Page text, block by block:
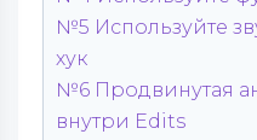
№5 Используйте
хук
№6 Продвинутая
внутри Edits